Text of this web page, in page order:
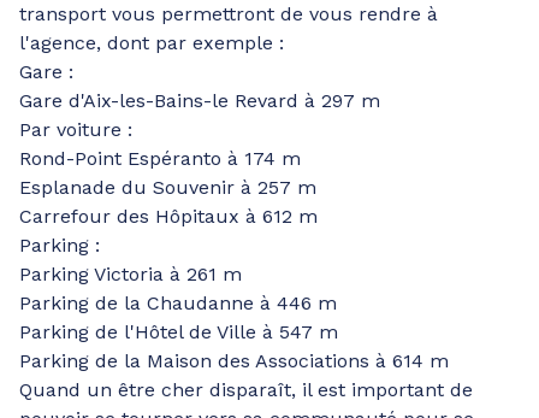
transport vous permettront de vous rendre à
l'agence, dont par exemple :
Gare :
Gare d'Aix-les-Bains-le Revard à 297 m
Par voiture :
Rond-Point Espéranto à 174 m
Esplanade du Souvenir à 257 m
Carrefour des Hôpitaux à 612 m
Parking :
Parking Victoria à 261 m
Parking de la Chaudanne à 446 m
Parking de l'Hôtel de Ville à 547 m
Parking de la Maison des Associations à 614 m
Quand un être cher disparaît, il est important de